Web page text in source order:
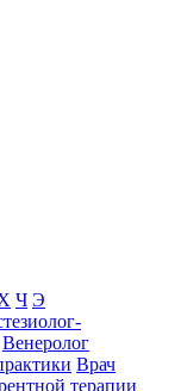
Ч Э
Венеролог
Врач
терапии